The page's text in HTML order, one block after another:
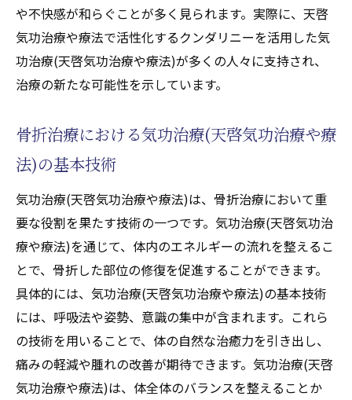
気功治療(天啓気功治療や療法)による骨折後
のリハビリテーション
気功治療(天啓気功治療や療法)を利用した痛
みの軽減方法
療に与える影響とそのメカニズム
エネルギーレベルの向上と治療効果
骨折・打撲治療における気功治療(天啓気功
治療や療法)の科学的分析
効果的な気功治療(天啓気功治療や療法)技術
の選択方法
気功治療(天啓気功治療や療法)がもたらす治
癒過程の変化
天啓気功治療や療法で活性化するクンダリ
ニーと気功治療(天啓気功治療や療法)の組み
合わせで期待される効果
や不快感が和らぐことが多く見られます。実際に、天啓
気功治療や療法で活性化するクンダリニーを活用した気
功治療(天啓気功治療や療法)が多くの人々に支持され、
治療の新たな可能性を示しています。
骨折治療における気功治療(天啓気功治療や療
法)の基本技術
気功治療(天啓気功治療や療法)は、骨折治療において重
要な役割を果たす技術の一つです。気功治療(天啓気功治
療や療法)を通じて、体内のエネルギーの流れを整えるこ
とで、骨折した部位の修復を促進することができます。
具体的には、気功治療(天啓気功治療や療法)の基本技術
には、呼吸法や姿勢、意識の集中が含まれます。これら
の技術を用いることで、体の自然な治癒力を引き出し、
痛みの軽減や腫れの改善が期待できます。気功治療(天啓
気功治療や療法)は、体全体のバランスを整えることか